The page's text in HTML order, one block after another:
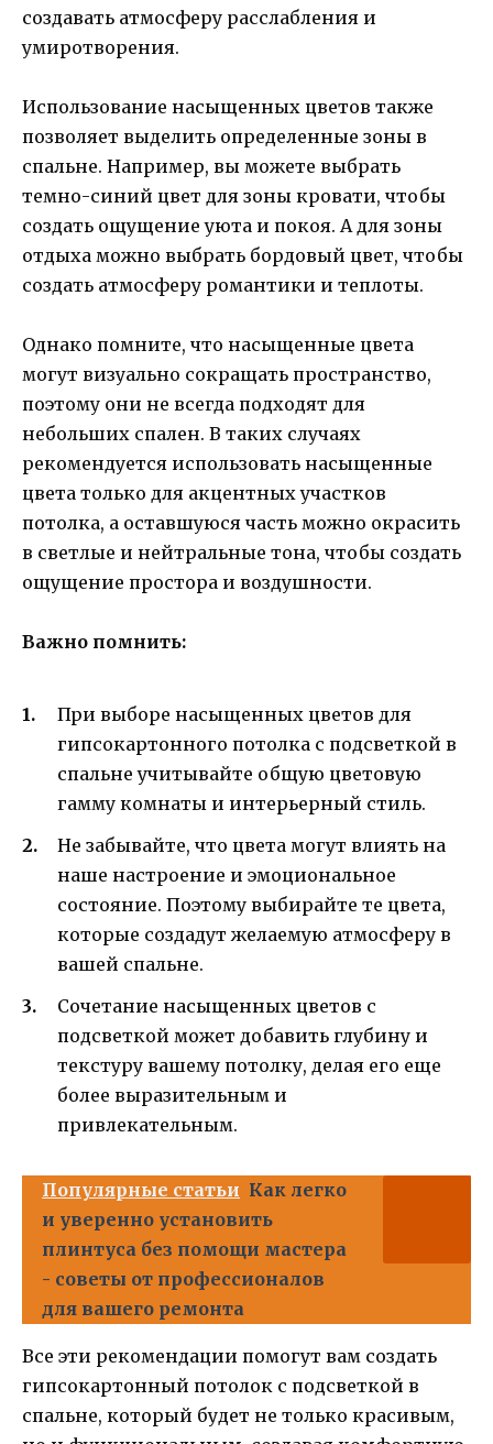
создавать атмосферу расслабления и
умиротворения.
Использование насыщенных цветов также
позволяет выделить определенные зоны в
спальне. Например, вы можете выбрать
темно-синий цвет для зоны кровати, чтобы
создать ощущение уюта и покоя. А для зоны
отдыха можно выбрать бордовый цвет, чтобы
создать атмосферу романтики и теплоты.
Однако помните, что насыщенные цвета
могут визуально сокращать пространство,
поэтому они не всегда подходят для
небольших спален. В таких случаях
рекомендуется использовать насыщенные
цвета только для акцентных участков
потолка, а оставшуюся часть можно окрасить
в светлые и нейтральные тона, чтобы создать
ощущение простора и воздушности.
Важно помнить:
При выборе насыщенных цветов для
гипсокартонного потолка с подсветкой в
спальне учитывайте общую цветовую
гамму комнаты и интерьерный стиль.
Не забывайте, что цвета могут влиять на
наше настроение и эмоциональное
состояние. Поэтому выбирайте те цвета,
которые создадут желаемую атмосферу в
вашей спальне.
Сочетание насыщенных цветов с
подсветкой может добавить глубину и
текстуру вашему потолку, делая его еще
более выразительным и
привлекательным.
Популярные статьи Как легко
и уверенно установить
плинтуса без помощи мастера
- советы от профессионалов
для вашего ремонта
Все эти рекомендации помогут вам создать
гипсокартонный потолок с подсветкой в
спальне, который будет не только красивым,